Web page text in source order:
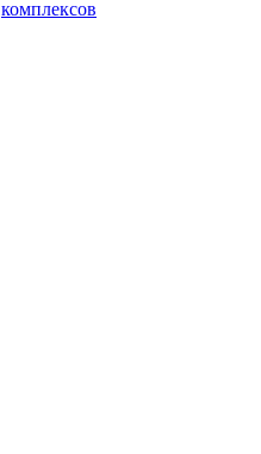
комплексов